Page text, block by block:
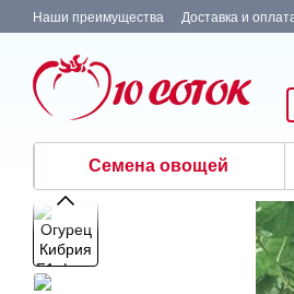
Перейти к основному контенту
Наши преимущества Доставка и
Семена овощей